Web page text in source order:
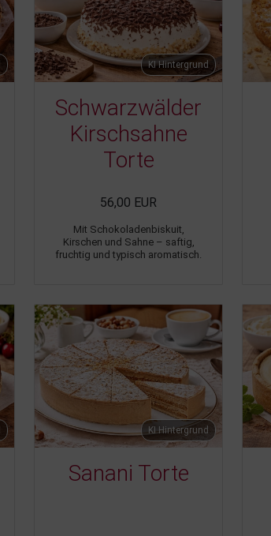
KI Hintergrund
Schwarzwälder
Kirschsahne
Torte
56,00 EUR
Mit Schokoladenbiskuit,
Kirschen und Sahne – saftig,
fruchtig und typisch aromatisch.
KI Hintergrund
Sanani Torte